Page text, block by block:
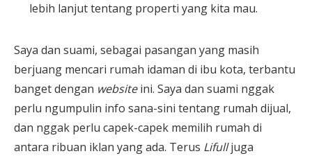
lebih lanjut tentang properti yang kita mau.
Saya dan suami, sebagai pasangan yang masih
berjuang mencari rumah idaman di ibu kota, terbantu
banget dengan websiteini. Saya dan suami nggak
perlu ngumpulin info sana-sini tentang rumah dijual,
dan nggak perlu capek-capek memilih rumah di
antara ribuan iklan yang ada. Terus Lifulljuga